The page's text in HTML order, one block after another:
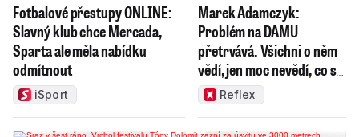
Fotbalové přestupy ONLINE:
Slavný klub chce Mercada,
Sparta ale měla nabídku
odmítnout
iSport
Marek Adamczyk:
Problém na DAMU
přetrvává. Všichni o něm
vědí, jen moc nevědí, co s
nímReflex